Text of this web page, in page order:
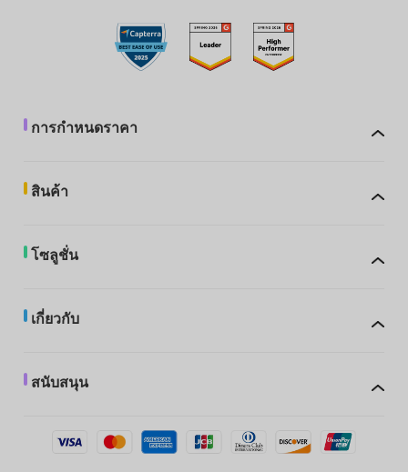
การกำหนดราคา
สินค้า
โซลูชั่น
เกี่ยวกับ
สนับสนุน